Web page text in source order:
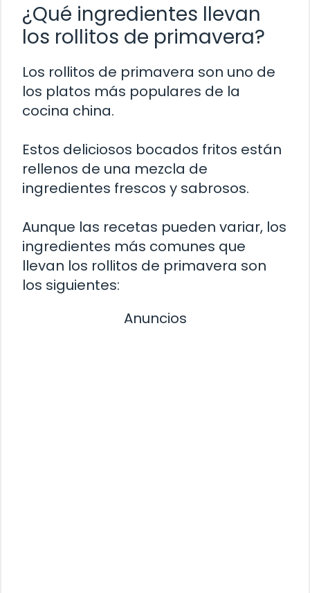
¿Qué ingredientes llevan
los rollitos de primavera?
Los rollitos de primavera son uno de
los platos más populares de la
cocina china.
Estos deliciosos bocados fritos están
rellenos de una mezcla de
ingredientes frescos y sabrosos.
Aunque las recetas pueden variar, los
ingredientes más comunes que
llevan los rollitos de primavera son
los siguientes:
Anuncios